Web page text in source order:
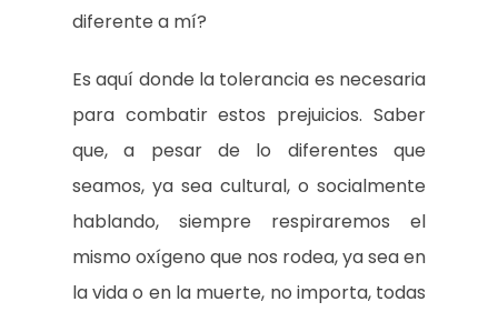
diferente a mí?
Es aquí donde la tolerancia es necesaria
para combatir estos prejuicios. Saber
que, a pesar de lo diferentes que
seamos, ya sea cultural, o socialmente
hablando, siempre respiraremos el
mismo oxígeno que nos rodea, ya sea en
la vida o en la muerte, no importa, todas